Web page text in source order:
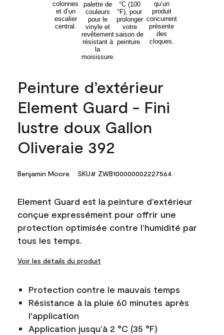
Peinture d’extérieur
Element Guard - Fini
lustre doux Gallon
Oliveraie 392
Benjamin Moore SKU# ZWB100000002227564
Element Guard est la peinture d’extérieur
conçue expressément pour offrir une
protection optimisée contre l’humidité par
tous les temps.
Voir les détails du produit
Protection contre le mauvais temps
Résistance à la pluie 60 minutes après
l'application
Application jusqu’à 2 °C (35 °F)